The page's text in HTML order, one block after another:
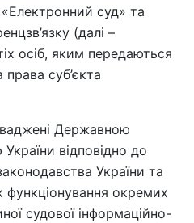
суд» та
(далі –
осіб, яким передаються
права суб’єкта
Державною
відповідно до
України та
окремих
судової інформаційно-